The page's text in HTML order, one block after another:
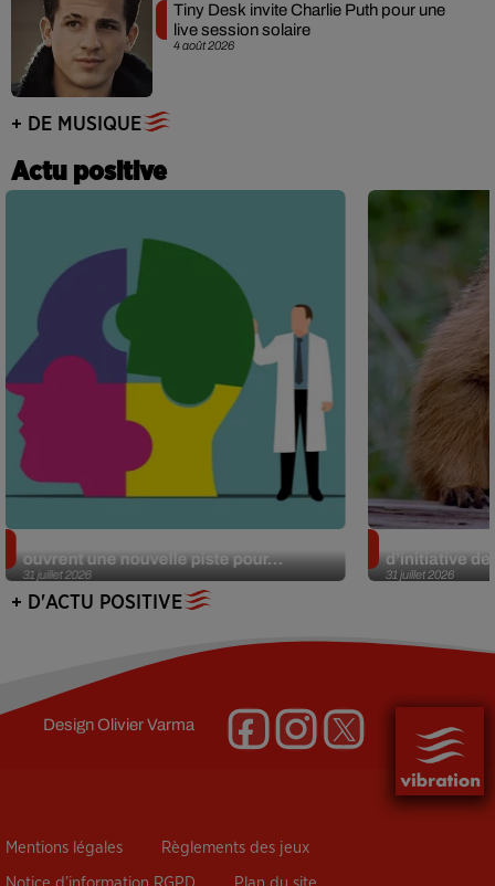
4 août 2026
Tiny Desk invite Charlie Puth pour une
live session solaire
+ DE MUSIQUE
Actu positive
31 juillet 2026
ouvrent une nouvelle piste pour...
31 juillet 2026
d’initiative
+ D'ACTU POSITIVE
DesignOlivier Varma
Mentions légales Règlements des jeux